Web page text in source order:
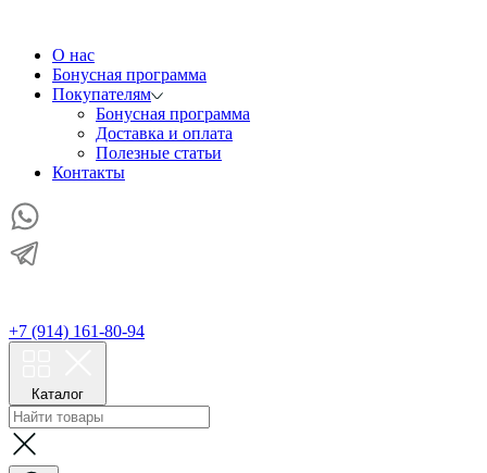
О нас
Бонусная программа
Покупателям
Бонусная программа
Доставка и оплата
Полезные статьи
Контакты
+7 (914) 161-80-94
Каталог